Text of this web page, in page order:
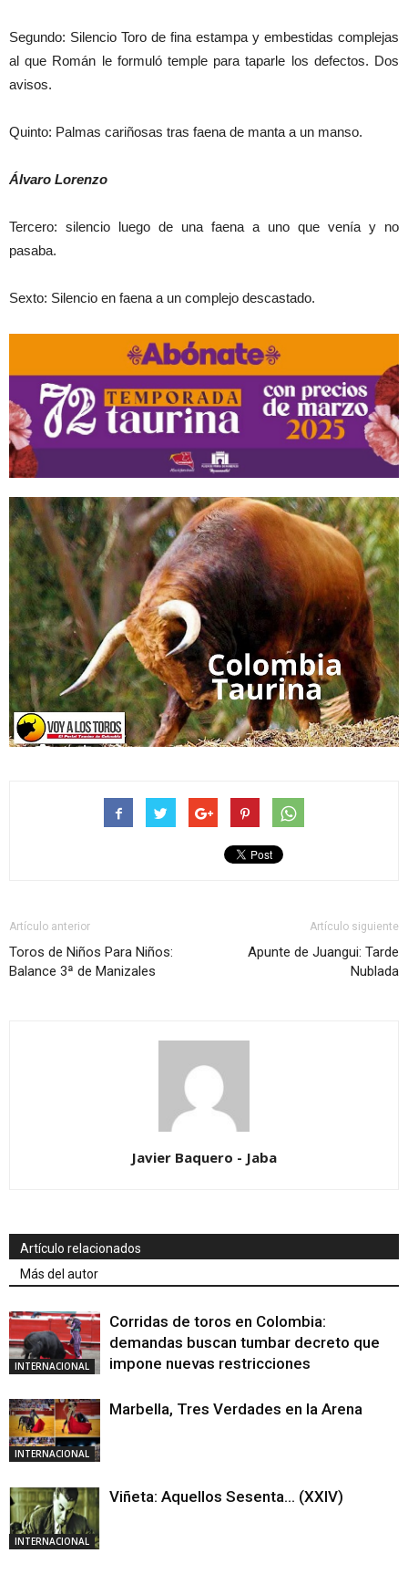
Segundo: Silencio Toro de fina estampa y embestidas complejas
al que Román le formuló temple para taparle los defectos. Dos
avisos.
Quinto: Palmas cariñosas tras faena de manta a un manso.
Álvaro Lorenzo
Tercero: silencio luego de una faena a uno que venía y no
pasaba.
Sexto: Silencio en faena a un complejo descastado.
Artículo anterior
Toros de Niños Para Niños:
Balance 3ª de Manizales
Artículo siguiente
Apunte de Juangui: Tarde
Nublada
Javier Baquero - Jaba
Artículo relacionados
Más del autor
INTERNACIONAL
Corridas de toros en Colombia:
demandas buscan tumbar decreto que
impone nuevas restricciones
INTERNACIONAL
Marbella, Tres Verdades en la Arena
INTERNACIONAL
Viñeta: Aquellos Sesenta… (XXIV)